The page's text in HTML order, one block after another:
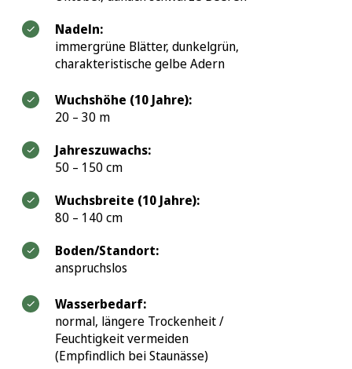
Nadeln:
immergrüne Blätter, dunkelgrün,
charakteristische gelbe Adern
Wuchshöhe (10 Jahre):
20 – 30 m
Jahreszuwachs:
50 – 150 cm
Wuchsbreite (10 Jahre):
80 – 140 cm
Boden/Standort:
anspruchslos
Wasserbedarf:
normal, längere Trockenheit /
Feuchtigkeit vermeiden
(Empfindlich bei Staunässe)